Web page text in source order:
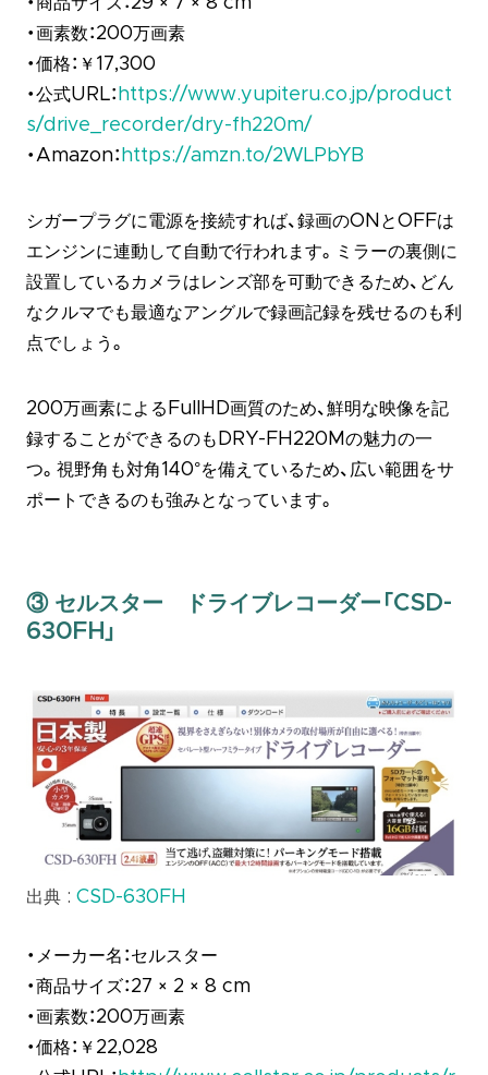
・商品サイズ：29 × 7 × 8 cm
・画素数：200万画素
・価格：￥17,300
・公式URL： https://www.yupiteru.co.jp/product
s/drive_recorder/dry-fh220m/
・Amazon： https://amzn.to/2WLPbYB
シガープラグに電源を接続すれば、録画のONとOFFは
エンジンに連動して自動で行われます。ミラーの裏側に
設置しているカメラはレンズ部を可動できるため、どん
なクルマでも最適なアングルで録画記録を残せるのも利
点でしょう。
200万画素によるFullHD画質のため、鮮明な映像を記
録することができるのもDRY-FH220Mの魅力の一
つ。視野角も対角140°を備えているため、広い範囲をサ
ポートできるのも強みとなっています。
③ セルスター ドライブレコーダー「CSD-
630FH」
出典 : CSD-630FH
・メーカー名：セルスター
・商品サイズ：27 × 2 × 8 cm
・画素数：200万画素
・価格：￥22,028